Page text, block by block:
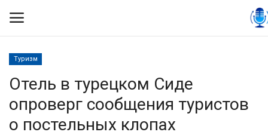
Контакты
Туризм
Отель в турецком Сиде
опроверг сообщения туристов
о постельных клопах